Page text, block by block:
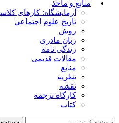
منابع و مأخذ
آزمایشگاه: کارهای
تاریخ علوم اجتماعی
روش
زبان مادری
زندگی نامه
مقالات قدیمی
منابع
نظریه
نقشه
کارگاه ترجمه
کتاب